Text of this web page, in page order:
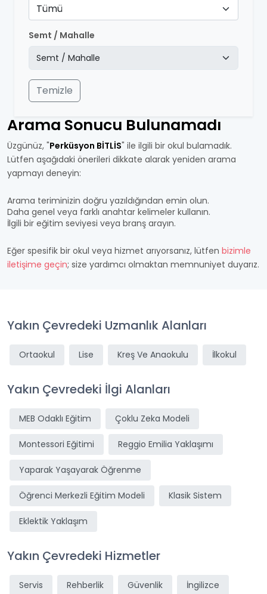
Tümü
Semt / Mahalle
Temizle
Arama Sonucu Bulunamadı
Üzgünüz, "Perküsyon BİTLİS" ile ilgili bir okul bulamadık.
Lütfen aşağıdaki önerileri dikkate alarak yeniden arama
yapmayı deneyin:
Arama teriminizin doğru yazıldığından emin olun.
Daha genel veya farklı anahtar kelimeler kullanın.
İlgili bir eğitim seviyesi veya branş arayın.
Eğer spesifik bir okul veya hizmet arıyorsanız, lütfen bizimle
iletişime geçin; size yardımcı olmaktan memnuniyet duyarız.
Yakın Çevredeki Uzmanlık Alanları
Ortaokul Lise Kreş Ve Anaokulu İlkokul
Yakın Çevredeki İlgi Alanları
MEB Odaklı Eğitim Çoklu Zeka Modeli
Montessori Eğitimi Reggio Emilia Yaklaşımı
Yaparak Yaşayarak Öğrenme
Öğrenci Merkezli Eğitim Modeli Klasik Sistem
Eklektik Yaklaşım
Yakın Çevredeki Hizmetler
Servis Rehberlik Güvenlik İngilizce